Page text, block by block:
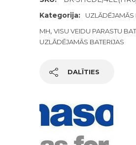
Kategorija:
UZLĀDĒJAMĀS
MH, VISU VEIDU PARASTU
UZLĀDĒJAMĀS BATERIJAS
DALĪTIES